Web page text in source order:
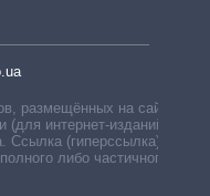
размещённых на сайте,
(для интернет-изданий —
Ссылка (гиперссылка)
либо частичного